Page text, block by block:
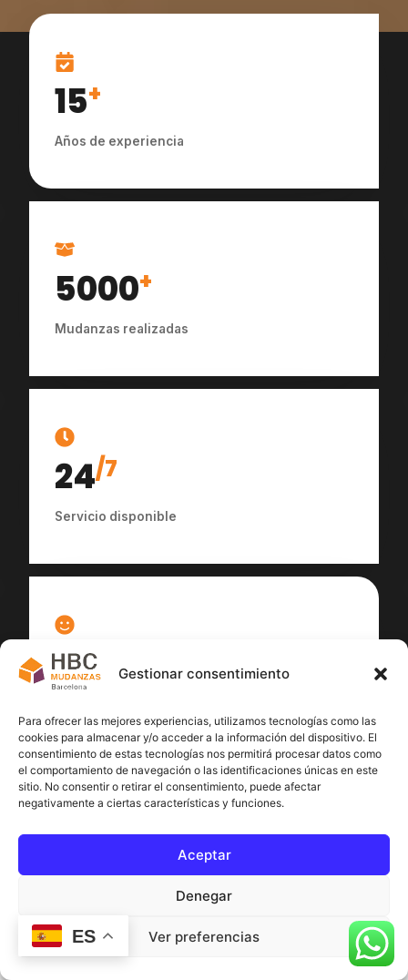
Gestionar consentimiento
Para ofrecer las mejores experiencias, utilizamos tecnologías como las
cookies para almacenar y/o acceder a la información del dispositivo. El
consentimiento de estas tecnologías nos permitirá procesar datos como
el comportamiento de navegación o las identificaciones únicas en este
sitio. No consentir o retirar el consentimiento, puede afectar
negativamente a ciertas características y funciones.
Aceptar
Denegar
Ver preferencias
15+
Años de experiencia
5000+
Mudanzas realizadas
24/7
Servicio disponible
100
ES